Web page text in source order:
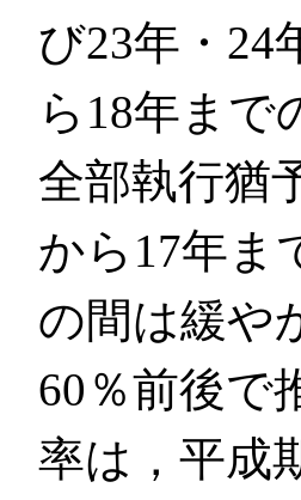
び23年・24
ら18年まで
全部執行猶
から17年ま
の間は緩や
60％前後で
率は，平成